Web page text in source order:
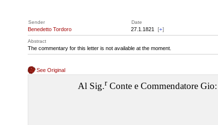
Sender Date
Benedetto Tordoro 27.1.1821 [+]
Abstract
The commentary for this letter is not available at the moment.
See Original
Al Sig.rConte e Commendatore